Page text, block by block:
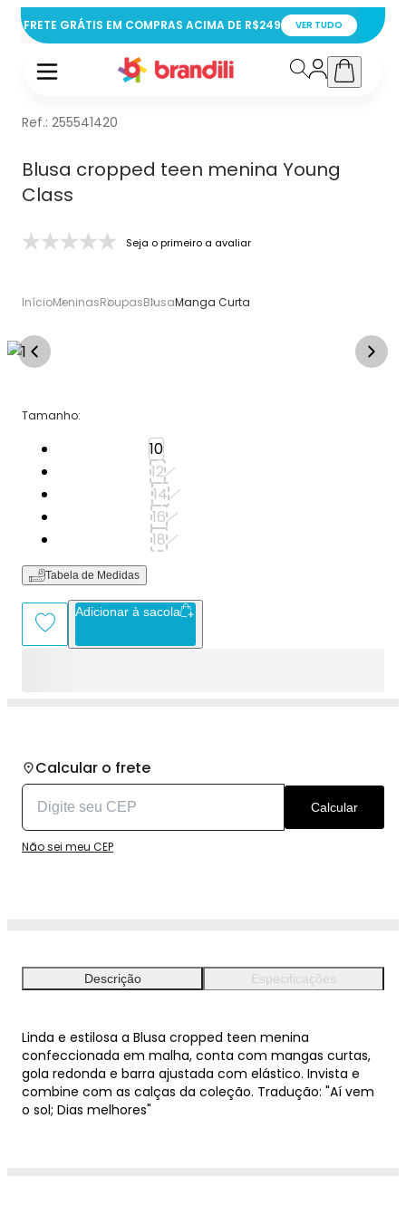
FRETE GRÁTIS EM COMPRAS ACIMA DE R$249 VER TUDO
Ref.: 255541420
Blusa cropped teen menina Young
Class
Seja o primeiro a avaliar
InícioMeninasRoupasBlusaManga Curta
Tamanho:
10
12
14
16
18
Tabela de Medidas
Adicionar à sacola
Calcular o frete
Calcular
Não sei meu CEP
Descrição Especificações
Linda e estilosa a Blusa cropped teen menina
confeccionada em malha, conta com mangas curtas,
gola redonda e barra ajustada com elástico. Invista e
combine com as calças da coleção. Tradução: "Aí vem
o sol; Dias melhores"